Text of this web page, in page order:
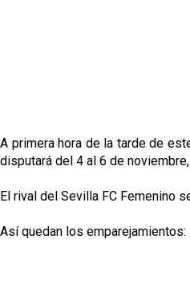
A primera hora de la tarde de
disputará del 4 al 6 de
El rival del Sevilla FC Femenino
Así quedan los emparejamientos: